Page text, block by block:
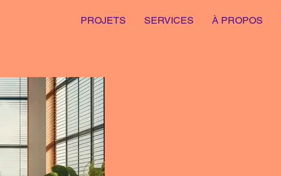
PROJETS SERVICES À PROPOS